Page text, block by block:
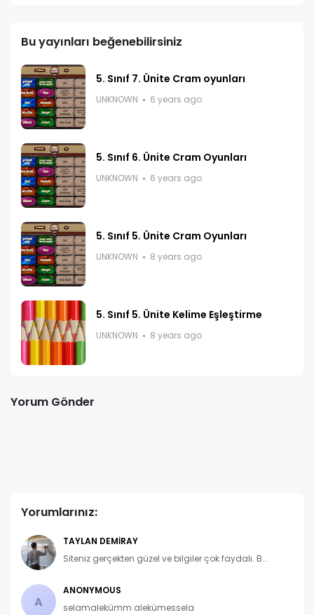
Bu yayınları beğenebilirsiniz
5. Sınıf 7. Ünite Cram oyunları
UNKNOWN 6 years ago
5. Sınıf 6. Ünite Cram Oyunları
UNKNOWN 6 years ago
5. Sınıf 5. Ünite Cram Oyunları
UNKNOWN 8 years ago
5. Sınıf 5. Ünite Kelime Eşleştirme
UNKNOWN 8 years ago
Yorum Gönder
Yorumlarınız:
TAYLAN DEMIRAY
Siteniz gerçekten güzel ve bilgiler çok faydalı. B...
A
ANONYMOUS
selamalekümm alekümessela